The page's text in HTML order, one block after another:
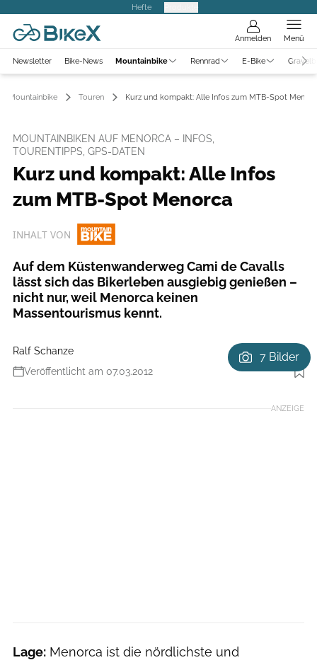
Hefte
Anmelden Menü
Newsletter Bike-News Mountainbike Rennrad E-Bike
Mountainbike Touren Kurz und kompakt: Alle Infos zum MTB-Spot
MOUNTAINBIKEN AUF MENORCA – INFOS,
TOURENTIPPS, GPS-DATEN
Kurz und kompakt: Alle Infos
zum MTB-Spot Menorca
INHALT VON
Auf dem Küstenwanderweg Cami de Cavalls
lässt sich das Bikerleben ausgiebig genießen –
nicht nur, weil Menorca keinen
Massentourismus kennt.
Ralf Schanze
Veröffentlicht am 07.03.2012
7 Bilder
ANZEIGE
Lage: Menorca ist die nördlichste und